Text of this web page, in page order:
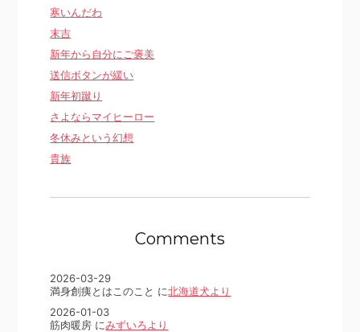
寒いんだわ
末吉
新年から自分にご褒美
送信ボタンが緩い
新年初蹴り
さよならマイヒーロー
冬休みという幻想
貴族
Comments
2026-03-29
満身創痍とはこのこと に北海道犬より
2026-01-03
筋肉暖房 にみずいろより